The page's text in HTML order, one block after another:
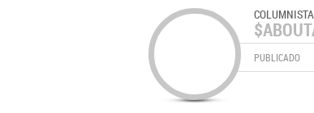
COLUMNISTA
PUBLICADO